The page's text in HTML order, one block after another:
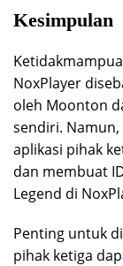
Kesimpulan
NoxPlayer
oleh Moonton
sendiri.
aplikasi pihak
dan membuat
Legend di
Penting untuk
pihak ketiga